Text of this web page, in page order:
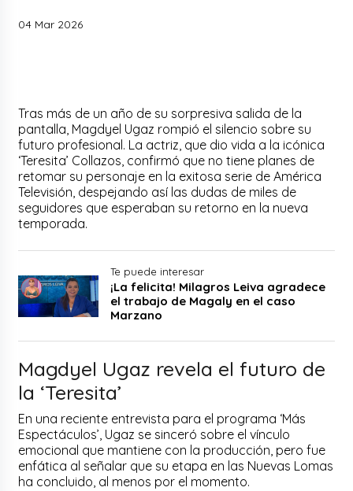
04 Mar 2026
Tras más de un año de su sorpresiva salida de la
pantalla, Magdyel Ugaz rompió el silencio sobre su
futuro profesional. La actriz, que dio vida a la icónica
‘Teresita’ Collazos, confirmó que no tiene planes de
retomar su personaje en la exitosa serie de América
Televisión, despejando así las dudas de miles de
seguidores que esperaban su retorno en la nueva
temporada.
Te puede interesar
¡La felicita! Milagros Leiva agradece
el trabajo de Magaly en el caso
Marzano
Magdyel Ugaz revela el futuro de
la ‘Teresita’
En una reciente entrevista para el programa ‘Más
Espectáculos’, Ugaz se sinceró sobre el vínculo
emocional que mantiene con la producción, pero fue
enfática al señalar que su etapa en las Nuevas Lomas
ha concluido, al menos por el momento.